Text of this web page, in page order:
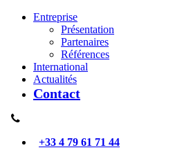
Entreprise
Présentation
Partenaires
Références
International
Actualités
Contact
+33 4 79 61 71 44